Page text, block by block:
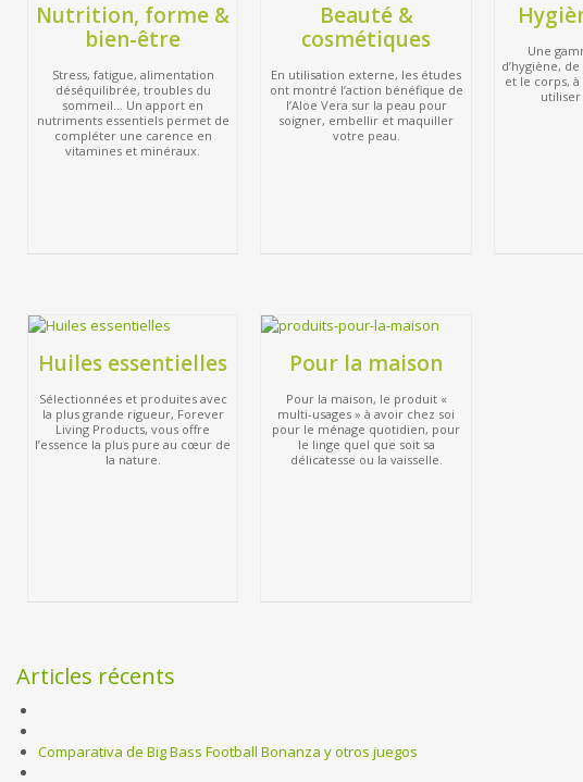
Nutrition, forme &
bien-être
Stress, fatigue, alimentation
déséquilibrée, troubles du
sommeil… Un apport en
nutriments essentiels permet de
compléter une carence en
vitamines et minéraux.
Beauté &
cosmétiques
En utilisation externe, les études
ont montré l’action bénéfique de
l’Aloe Vera sur la peau pour
soigner, embellir et maquiller
votre peau.
Une
d’hygiène,
et le corps, à
Huiles essentielles
Sélectionnées et produites avec
la plus grande rigueur, Forever
Living Products, vous offre
l’essence la plus pure au cœur de
la nature.
Pour la maison
Pour la maison, le produit «
multi-usages » à avoir chez soi
pour le ménage quotidien, pour
le linge quel que soit sa
délicatesse ou la vaisselle.
Articles récents
Comparativa de Big Bass Football Bonanza y otros juegos